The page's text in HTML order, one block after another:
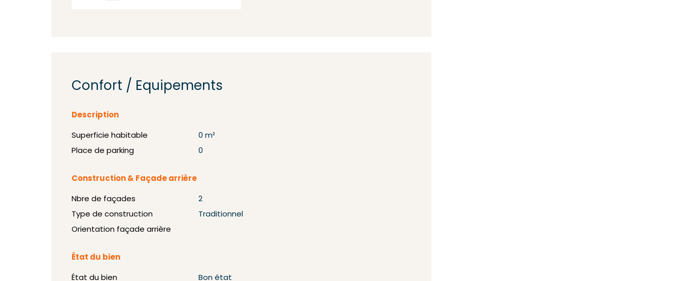
Confort / Equipements
Description
Superficie habitable
0 m²
Place de parking
0
Construction & Façade arrière
Nbre de façades
2
Type de construction
Traditionnel
Orientation façade arrière
État du bien
État du bien Bon état